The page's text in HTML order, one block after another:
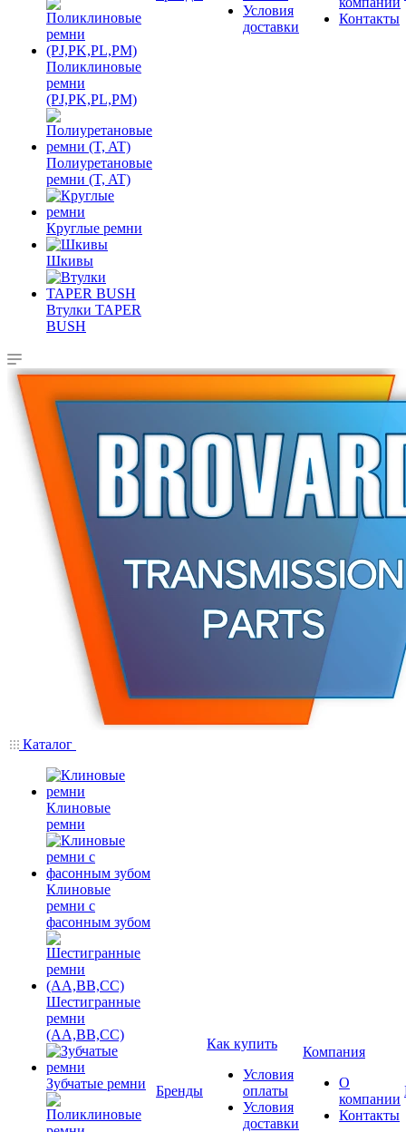
Поликлиновые
ремни
(PJ,PK,PL,PM)
Полиуретановые
ремни (T, AT)
Круглые ремни
Шкивы
Втулки TAPER
BUSH
Условия
доставки
Контакты
Каталог
Клиновые
ремни
Клиновые
ремни с
фасонным зубом
Шестигранные
ремни
(AA,BB,CC)
Зубчатые ремни Бренды
Как купить
Условия
оплаты
Условия
доставки
Компания
О
компании
Контакты